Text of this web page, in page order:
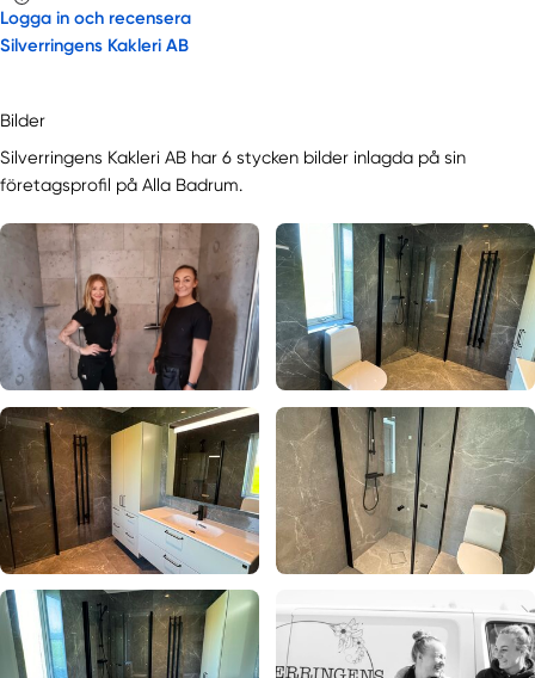
Logga in och recensera
Silverringens Kakleri AB
Bilder
Silverringens Kakleri AB har 6 stycken bilder inlagda på sin
företagsprofil på Alla Badrum.